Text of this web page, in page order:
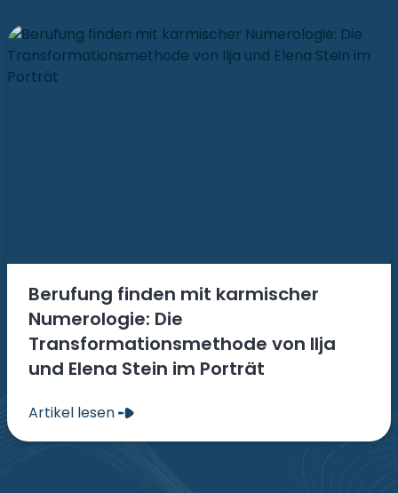
Berufung finden mit karmischer
Numerologie: Die
Transformationsmethode von Ilja
und Elena Stein im Porträt
Artikel lesen